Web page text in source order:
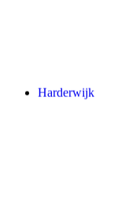
Harderwijk